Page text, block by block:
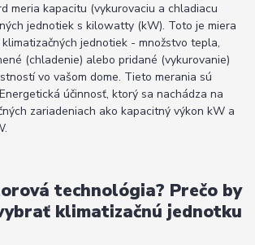
meria kapacitu (vykurovaciu a chladiacu
jednotiek s kilowatty (kW). Toto je miera
jednotiek - množstvo tepla,
(chladenie) alebo pridané (vykurovanie)
vo vašom dome. Tieto merania sú
účinnosť, ktorý sa nachádza na
zariadeniach ako kapacitný výkon kW a
technológia? Prečo by
klimatizačnú jednotku